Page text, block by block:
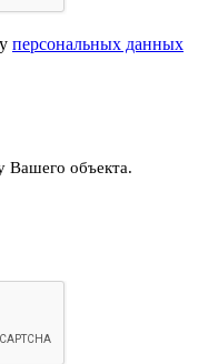
персональных данных
Вашего объекта.